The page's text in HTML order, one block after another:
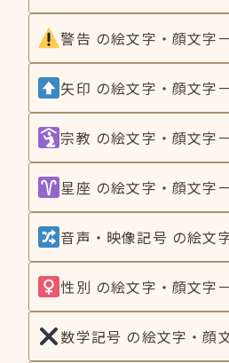
警告 の絵文字・顔文字
矢印 の絵文字・顔文字
宗教 の絵文字・顔文字
星座 の絵文字・顔文字
音声・映像記号 の絵文
性別 の絵文字・顔文字
数学記号 の絵文字・顔